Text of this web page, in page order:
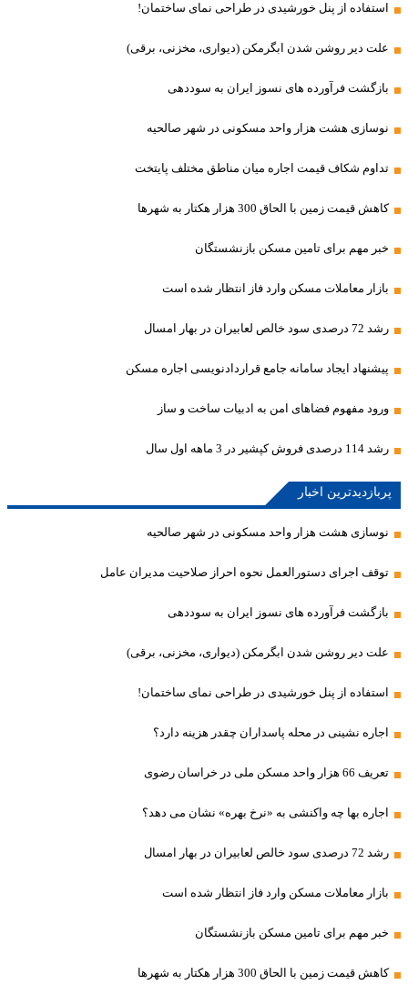
استفاده از پنل خورشیدی در طراحی نمای ساختمان!
علت دیر روشن شدن ابگرمکن (دیواری، مخزنی، برقی)
بازگشت فرآورده های نسوز ایران به سوددهی
نوسازی هشت هزار واحد مسکونی در شهر صالحیه
تداوم شکاف قیمت اجاره میان مناطق مختلف پایتخت
کاهش قیمت زمین با الحاق 300 هزار هکتار به شهرها
خبر مهم برای تامین مسکن بازنشستگان
بازار معاملات مسکن وارد فاز انتظار شده است
رشد 72 درصدی سود خالص لعابیران در بهار امسال
پیشنهاد ایجاد سامانه جامع قراردادنویسی اجاره مسکن
ورود مفهوم فضاهای امن به ادبیات ساخت و ساز
رشد 114 درصدی فروش کپشیر در 3 ماهه اول سال
پربازدیدترین اخبار
نوسازی هشت هزار واحد مسکونی در شهر صالحیه
توقف اجرای دستورالعمل نحوه احراز صلاحیت مدیران عامل
بازگشت فرآورده های نسوز ایران به سوددهی
علت دیر روشن شدن ابگرمکن (دیواری، مخزنی، برقی)
استفاده از پنل خورشیدی در طراحی نمای ساختمان!
اجاره نشینی در محله پاسداران چقدر هزینه دارد؟
تعریف 66 هزار واحد مسکن ملی در خراسان رضوی
اجاره بها چه واکنشی به «نرخ بهره» نشان می دهد؟
رشد 72 درصدی سود خالص لعابیران در بهار امسال
بازار معاملات مسکن وارد فاز انتظار شده است
خبر مهم برای تامین مسکن بازنشستگان
کاهش قیمت زمین با الحاق 300 هزار هکتار به شهرها